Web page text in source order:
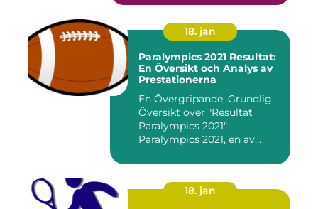
18. jan
Paralympics 2021 Resultat:
En Översikt och Analys av
Prestationerna
En Övergripande, Grundlig
Översikt över "Resultat
Paralympics 2021"
Paralympics 2021, en av
18. jan